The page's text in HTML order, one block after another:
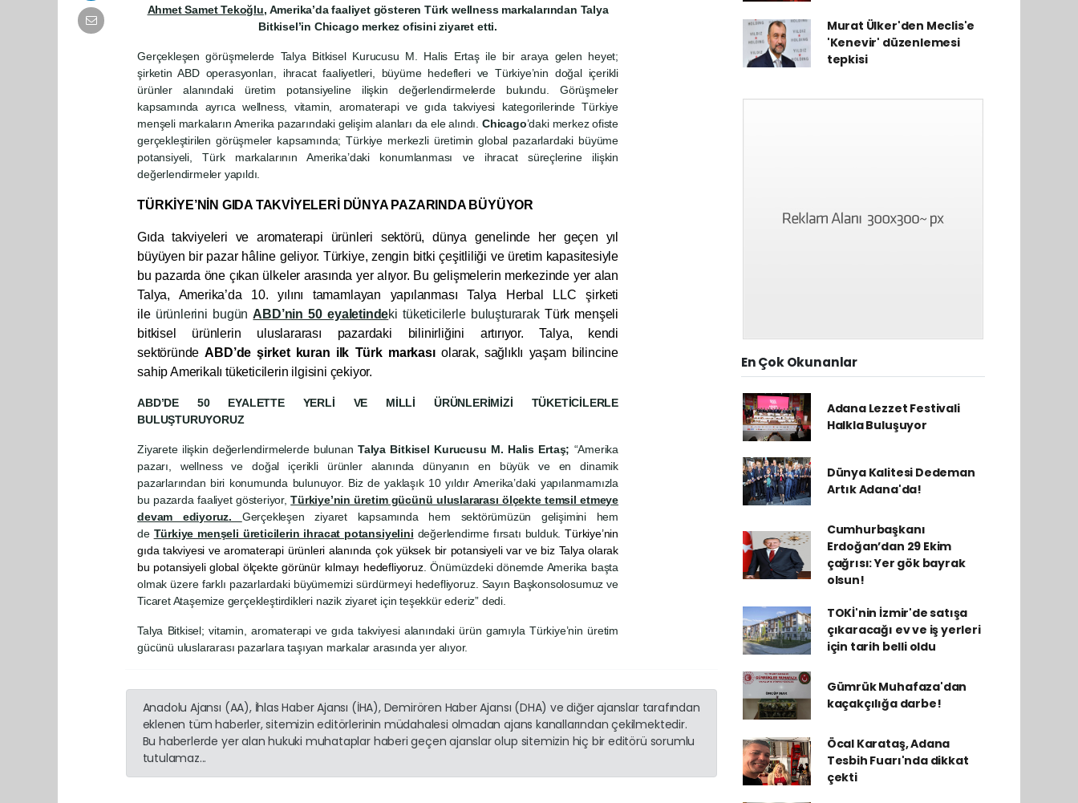
Ahmet Samet Tekoğlu, Amerika’da faaliyet gösteren Türk wellness markalarından Talya
Bitkisel’in Chicago merkez ofisini ziyaret etti.
Gerçekleşen görüşmelerde Talya Bitkisel Kurucusu M. Halis Ertaş ile bir araya gelen heyet;
şirketin ABD operasyonları, ihracat faaliyetleri, büyüme hedefleri ve Türkiye’nin doğal içerikli
ürünler alanındaki üretim potansiyeline ilişkin değerlendirmelerde bulundu. Görüşmeler
kapsamında ayrıca wellness, vitamin, aromaterapi ve gıda takviyesi kategorilerinde Türkiye
menşeli markaların Amerika pazarındaki gelişim alanları da ele alındı. Chicago’daki merkez ofiste
gerçekleştirilen görüşmeler kapsamında; Türkiye merkezli üretimin global pazarlardaki büyüme
potansiyeli, Türk markalarının Amerika’daki konumlanması ve ihracat süreçlerine ilişkin
değerlendirmeler yapıldı.
TÜRKİYE’NİN GIDA TAKVİYELERİ DÜNYA PAZARINDA BÜYÜYOR
Gıda takviyeleri ve aromaterapi ürünleri sektörü, dünya genelinde her geçen yıl
büyüyen bir pazar hâline geliyor. Türkiye, zengin bitki çeşitliliği ve üretim kapasitesiyle
bu pazarda öne çıkan ülkeler arasında yer alıyor. Bu gelişmelerin merkezinde yer alan
Talya, Amerika’da 10. yılını tamamlayan yapılanması Talya Herbal LLC şirketi
ile ürünlerini bugün ABD’nin 50 eyaletindeki tüketicilerle buluşturarak Türk menşeli
bitkisel ürünlerin uluslararası pazardaki bilinirliğini artırıyor. Talya, kendi
sektöründeABD’de şirket kuran ilk Türk markasıolarak, sağlıklı yaşam bilincine
sahip Amerikalı tüketicilerin ilgisini çekiyor.
ABD’DE 50 EYALETTE YERLİ VE MİLLİ ÜRÜNLERİMİZİ TÜKETİCİLERLE
BULUŞTURUYORUZ
Ziyarete ilişkin değerlendirmelerde bulunan Talya Bitkisel Kurucusu M. Halis Ertaş; “Amerika
pazarı, wellness ve doğal içerikli ürünler alanında dünyanın en büyük ve en dinamik
pazarlarından biri konumunda bulunuyor. Biz de yaklaşık 10 yıldır Amerika’daki yapılanmamızla
bu pazarda faaliyet gösteriyor,Türkiye’nin üretim gücünü uluslararası ölçekte temsil etmeye
devam ediyoruz. Gerçekleşen ziyaret kapsamında hem sektörümüzün gelişimini hem
de Türkiye menşeli üreticilerin ihracat potansiyelini değerlendirme fırsatı bulduk.Türkiye’nin
gıda takviyesi ve aromaterapi ürünleri alanında çok yüksek bir potansiyeli var ve biz Talya olarak
bu potansiyeli global ölçekte görünür kılmayı hedefliyoruz. Önümüzdeki dönemde Amerika başta
olmak üzere farklı pazarlardaki büyümemizi sürdürmeyi hedefliyoruz. Sayın Başkonsolosumuz ve
Ticaret Ataşemize gerçekleştirdikleri nazik ziyaret için teşekkür ederiz” dedi.
Talya Bitkisel; vitamin, aromaterapi ve gıda takviyesi alanındaki ürün gamıyla Türkiye’nin üretim
gücünü uluslararası pazarlara taşıyan markalar arasında yer alıyor.
Anadolu Ajansı (AA), İhlas Haber Ajansı (İHA), Demirören Haber Ajansı (DHA) ve diğer ajanslar tarafından
eklenen tüm haberler, sitemizin editörlerinin müdahalesi olmadan ajans kanallarından çekilmektedir.
Bu haberlerde yer alan hukuki muhataplar haberi geçen ajanslar olup sitemizin hiç bir editörü sorumlu
tutulamaz...
Murat Ülker'den Meclis'e
'Kenevir' düzenlemesi
tepkisi
En Çok Okunanlar
Adana Lezzet Festivali
Halkla Buluşuyor
Dünya Kalitesi Dedeman
Artık Adana'da!
Cumhurbaşkanı
Erdoğan’dan 29 Ekim
çağrısı: Yer gök bayrak
olsun!
TOKİ'nin İzmir'de satışa
çıkaracağı ev ve iş yerleri
için tarih belli oldu
Gümrük Muhafaza'dan
kaçakçılığa darbe!
Öcal Karataş, Adana
Tesbih Fuarı'nda dikkat
çekti